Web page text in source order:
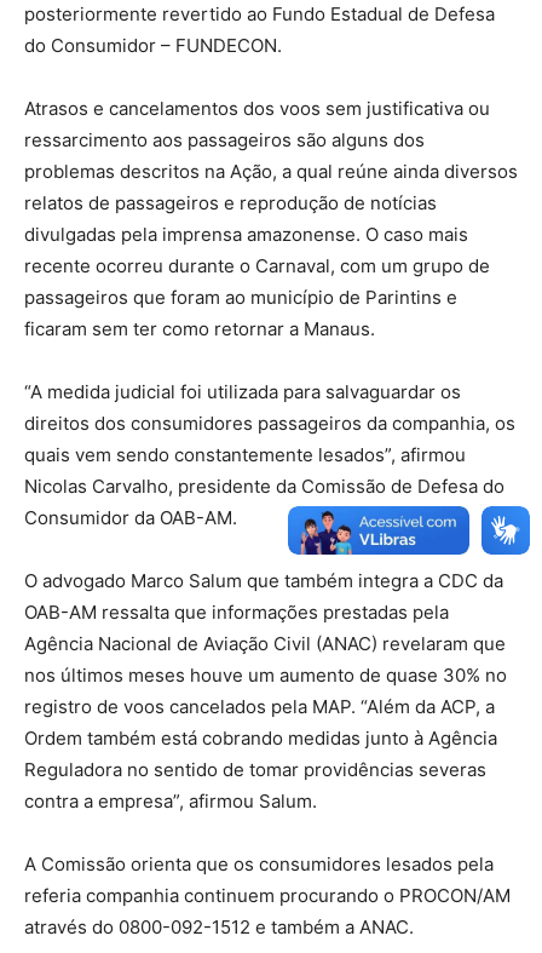
posteriormente revertido ao Fundo Estadual de Defesa
do Consumidor – FUNDECON.
Atrasos e cancelamentos dos voos sem justificativa ou
ressarcimento aos passageiros são alguns dos
problemas descritos na Ação, a qual reúne ainda diversos
relatos de passageiros e reprodução de notícias
divulgadas pela imprensa amazonense. O caso mais
recente ocorreu durante o Carnaval, com um grupo de
passageiros que foram ao município de Parintins e
ficaram sem ter como retornar a Manaus.
“A medida judicial foi utilizada para salvaguardar os
direitos dos consumidores passageiros da companhia, os
quais vem sendo constantemente lesados”, afirmou
Nicolas Carvalho, presidente da Comissão de Defesa do
Consumidor da OAB-AM.
O advogado Marco Salum que também integra a CDC da
OAB-AM ressalta que informações prestadas pela
Agência Nacional de Aviação Civil (ANAC) revelaram que
nos últimos meses houve um aumento de quase 30% no
registro de voos cancelados pela MAP. “Além da ACP, a
Ordem também está cobrando medidas junto à Agência
Reguladora no sentido de tomar providências severas
contra a empresa”, afirmou Salum.
A Comissão orienta que os consumidores lesados pela
referia companhia continuem procurando o PROCON/AM
através do 0800-092-1512 e também a ANAC.